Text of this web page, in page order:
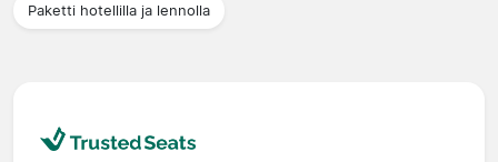
Paketti hotellilla ja lennolla